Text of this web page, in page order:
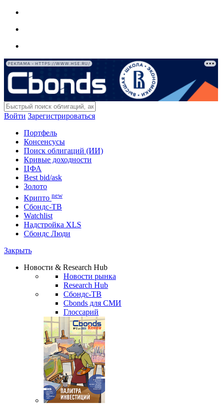
РЕКЛАМА • HTTPS://WWW.HSE.RU/
Войти Зарегистрироваться
Портфель
Консенсусы
Поиск облигаций (ИИ)
Кривые доходности
ЦФА
Best bid/ask
Золото
Крипто new
Сбондс-ТВ
Watchlist
Надстройка XLS
Сбондс Люди
Закрыть
Новости & Research Hub
Новости рынка
Research Hub
Сбондс-ТВ
Cbonds для СМИ
Глоссарий